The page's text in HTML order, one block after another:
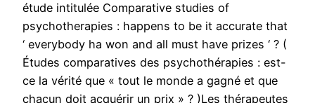
étude intitulée Comparative studies of
psychotherapies : happens to be it accurate that
‘ everybody ha won and all must have prizes ‘ ? (
Études comparatives des psychothérapies : est-
ce la vérité que « tout le monde a gagné et que
chacun doit acquérir un prix » ? )Les thérapeutes